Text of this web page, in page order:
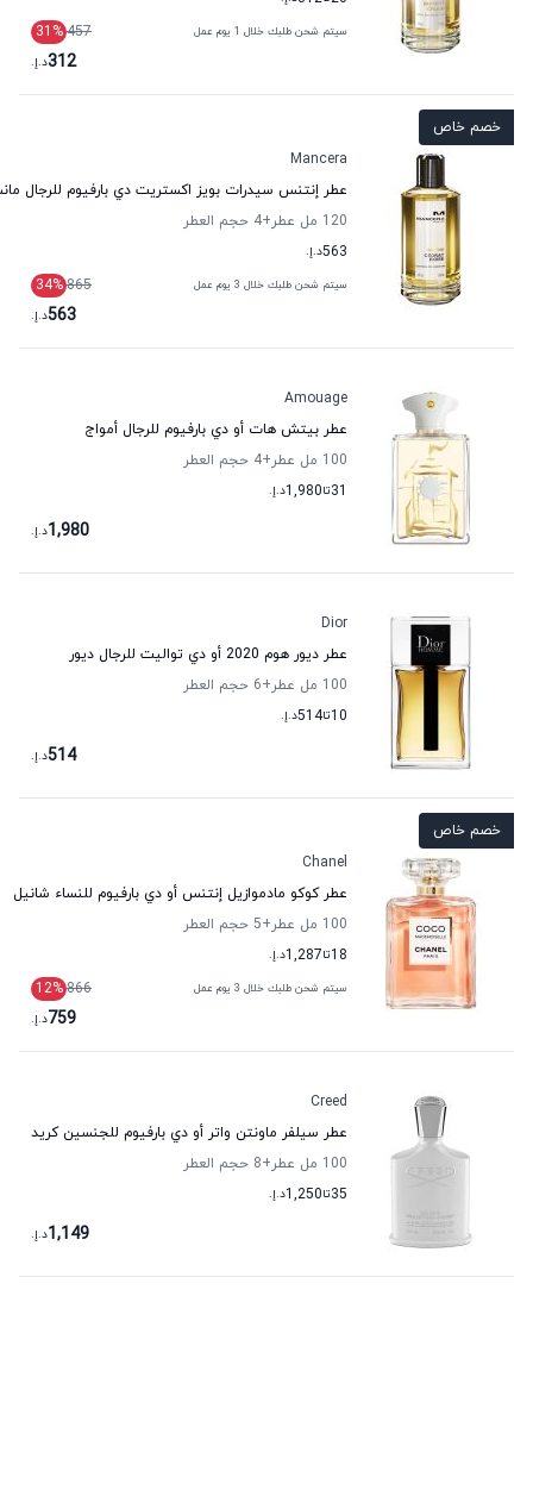
سيتم شحن طلبك خلال 1 يوم عمل 457
31 %
312د.إ.
خصم خاص
Mancera
عطر إنتنس سيدرات بويز اكستريت دي بارفيوم للرجال
120 مل عطر
+4
حجم العطر
563د.إ.
سيتم شحن طلبك خلال 3 يوم عمل 865
34%
563د.إ.
Amouage
عطر بيتش هات أو دي بارفيوم للرجال أمواج
100 مل عطر
+4
حجم العطر
31تا1,980د.إ.
1,980د.إ.
Dior
عطر ديور هوم 2020 أو دي تواليت للرجال ديور
100 مل عطر
+6
حجم العطر
10تا514د.إ.
514د.إ.
خصم خاص
Chanel
عطر كوكو مادموازيل إنتنس أو دي بارفيوم للنساء شانيل
100 مل عطر
+5
حجم العطر
18تا1,287د.إ.
سيتم شحن طلبك خلال 3 يوم عمل 866
12%
759د.إ.
Creed
عطر سيلفر ماونتن واتر أو دي بارفيوم للجنسين كريد
100 مل عطر
+8
حجم العطر
35تا1,250د.إ.
1,149د.إ.